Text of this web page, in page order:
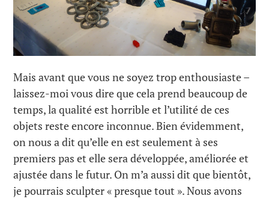
Mais avant que vous ne soyez trop enthousiaste –
laissez-moi vous dire que cela prend beaucoup de
temps, la qualité est horrible et l’utilité de ces
objets reste encore inconnue. Bien évidemment,
on nous a dit qu’elle en est seulement à ses
premiers pas et elle sera développée, améliorée et
ajustée dans le futur. On m’a aussi dit que bientôt,
je pourrais sculpter « presque tout ». Nous avons